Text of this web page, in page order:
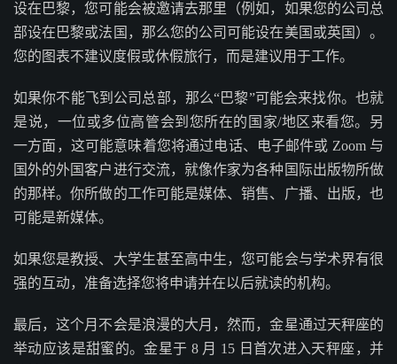
设在巴黎，您可能会被邀请去那里（例如，如果您的公司总
部设在巴黎或法国，那么您的公司可能设在美国或英国）。
您的图表不建议度假或休假旅行，而是建议用于工作。
如果你不能飞到公司总部，那么“巴黎”可能会来找你。也就
是说，一位或多位高管会到您所在的国家/地区来看您。另
一方面，这可能意味着您将通过电话、电子邮件或 Zoom 与
国外的外国客户进行交流，就像作家为各种国际出版物所做
的那样。你所做的工作可能是媒体、销售、广播、出版，也
可能是新媒体。
如果您是教授、大学生甚至高中生，您可能会与学术界有很
强的互动，准备选择您将申请并在以后就读的机构。
最后，这个月不会是浪漫的大月，然而，金星通过天秤座的
举动应该是甜蜜的。金星于 8 月 15 日首次进入天秤座，并